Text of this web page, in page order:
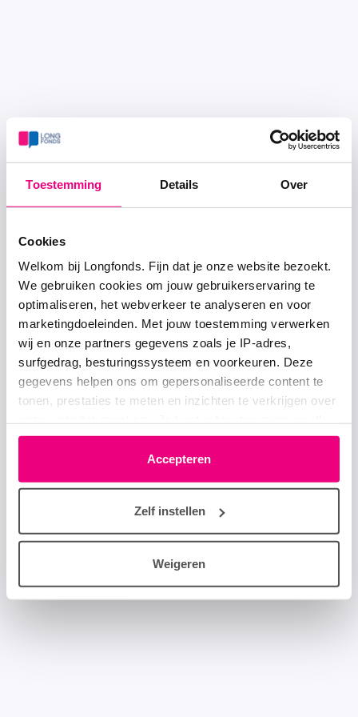
Toestemming Details Over
Cookies
Welkom bij Longfonds. Fijn dat je onze website bezoekt.
We gebruiken cookies om jouw gebruikerservaring te
optimaliseren, het webverkeer te analyseren en voor
marketingdoeleinden. Met jouw toestemming verwerken
wij en onze partners gegevens zoals je IP-adres,
surfgedrag, besturingssysteem en voorkeuren. Deze
gegevens helpen ons om gepersonaliseerde content te
tonen, prestaties te meten en inzichten te verkrijgen over
moment wijzigen of intrekken via het cookie-icoontje
linksonder elke pagina. De lijst met partners is te vinden
in het tabblad “details”.
Accepteren
Zelf instellen
Weigeren